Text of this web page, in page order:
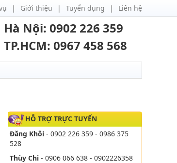
Giới thiệu Tuyển dụng Liên hệ
Hà Nội: 0902 226 359
TP.HCM: 0967 458 568
HỖ TRỢ TRỰC TUYẾN
Đăng Khôi - 0902 226 359 - 0986 375
528
Thùy Chi - 0906 066 638 - 0902226358